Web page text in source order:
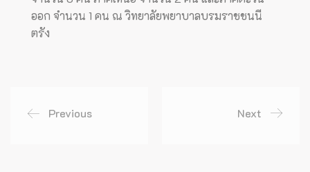
ออก จำนวน 1 คน ณ วิทยาลัยพยาบาลบรมราชชนนี
ตรัง
Previous Next